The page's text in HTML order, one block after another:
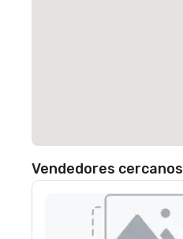
Vendedores cercanos